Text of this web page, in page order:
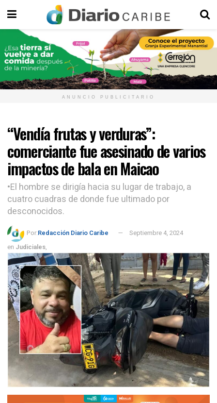
ANUNCIO PUBLICITARIO
“Vendía frutas y verduras”:
comerciante fue asesinado de varios
impactos de bala en Maicao
•El hombre se dirigía hacia su lugar de trabajo, a
cuatro cuadras de donde fue ultimado por
desconocidos.
Por:Redacción Diario Caribe
Septiembre 4, 2024
en Judiciales,